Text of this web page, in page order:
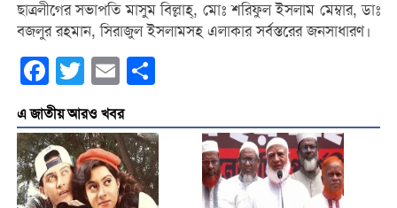
ছাত্রলীগের সভাপতি মাসুম বিল্লাহ্, মোঃ শরিফুল ইসলাম মেম্বার, ডাঃ
বজলুর রহমান, সিরাজুল ইসলামসহ এলাকার সর্বস্তরের জনসাধারণ।
Facebook
Twitter Email
এ জাতীয় আরও খবর